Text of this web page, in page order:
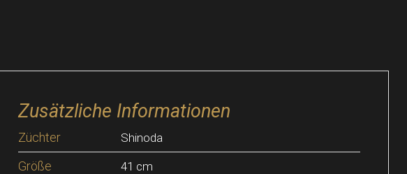
Zusätzliche Informationen
Züchter Shinoda
Größe 41 cm